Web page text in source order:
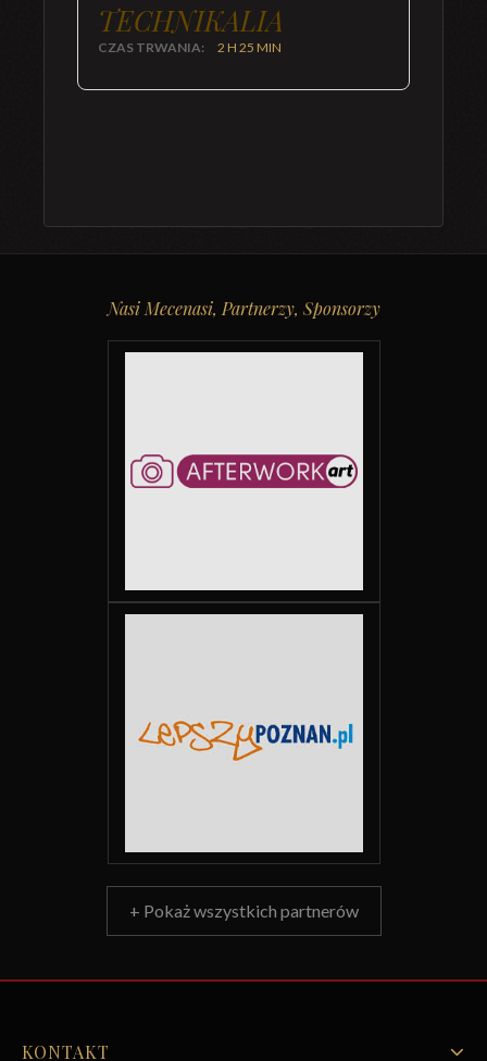
TECHNIKALIA
CZAS TRWANIA: 2 H 25 MIN
Nasi Mecenasi, Partnerzy, Sponsorzy
+ Pokaż wszystkich partnerów
KONTAKT